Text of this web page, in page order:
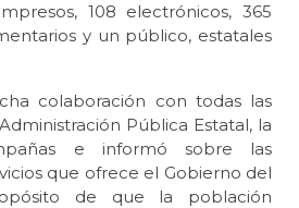
108 electrónicos, 365
y un público, estatales
colaboración con todas las
Pública Estatal, la
e informó sobre las
que ofrece el Gobierno del
de que la población